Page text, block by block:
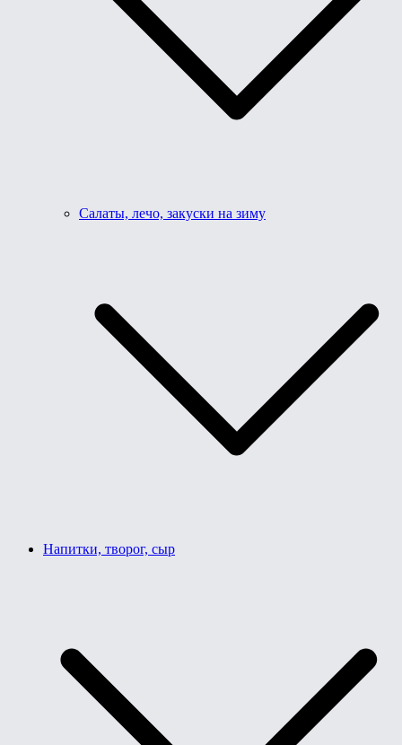
Салаты, лечо, закуски на зиму
Напитки, творог, сыр